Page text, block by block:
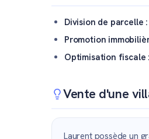
Division de parcelle :
Promotion
Optimisation fiscale :
Vente d'une
Laurent possède un